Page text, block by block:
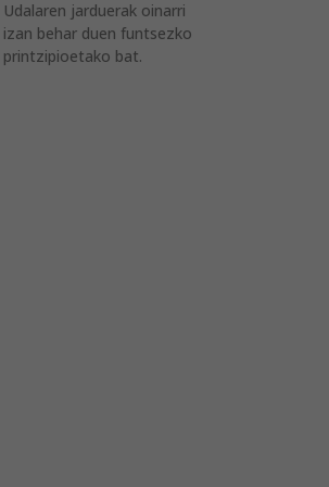
Udalaren jarduerak oinarri
izan behar duen funtsezko
printzipioetako bat.